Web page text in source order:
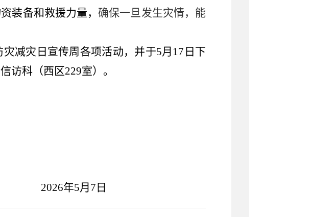
装备和救援力量， 确保一旦发生灾情，能
减灾日宣传周各项活动，并于5月 17 日下
访科（西区229室）。
年5月 7 日